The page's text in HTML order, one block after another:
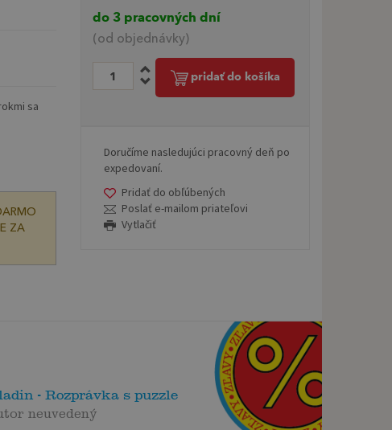
sa
ZA
do 3 pracovných dní
(od objednávky)
pridať do košíka
Doručíme nasledujúci pracovný deň po
expedovaní.
Pridať do obľúbených
Poslať e-mailom priateľovi
Vytlačiť
- Rozprávka s puzzle
neuvedený